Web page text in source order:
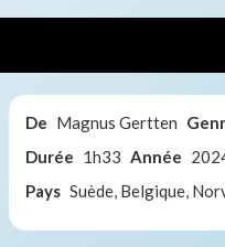
De Magnus Gertten
Durée 1h33 Année
Pays Suède, Belgique,